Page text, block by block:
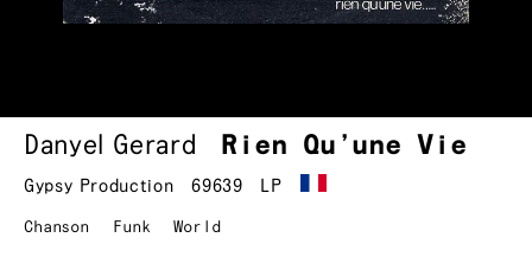
Danyel Gerard Rien Qu’une Vie
Gypsy Production 69639 LP
Chanson Funk World